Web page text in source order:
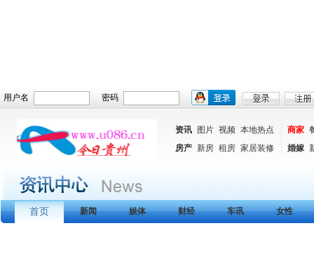
用户名 密码
资讯 图片 视频 本地热点
房产 新房 租房 家居装修
商家
婚嫁
首页 新闻 娱体 财经 车讯 女性